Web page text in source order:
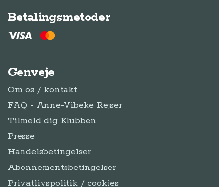
Betalingsmetoder
Genveje
Om os / kontakt
FAQ - Anne-Vibeke Rejser
Tilmeld dig Klubben
Presse
Handelsbetingelser
Abonnementsbetingelser
Privatlivspolitik / cookies